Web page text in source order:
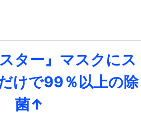
ター』マスクにス
けで99％以上の除
菌↑